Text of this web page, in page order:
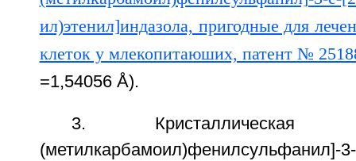
=1,54056 Å).
3.
(метилкарбамоил)фенилсульфанил]-